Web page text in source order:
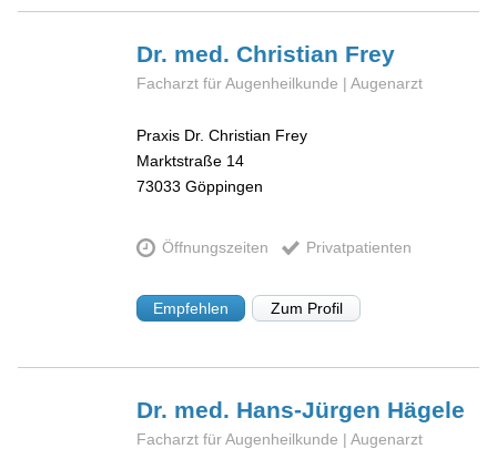
Dr. med. Christian Frey
Facharzt für Augenheilkunde | Augenarzt
Praxis Dr. Christian Frey
Marktstraße 14
73033 Göppingen
Öffnungszeiten Privatpatienten
Empfehlen Zum Profil
Dr. med. Hans-Jürgen Hägele
Facharzt für Augenheilkunde | Augenarzt